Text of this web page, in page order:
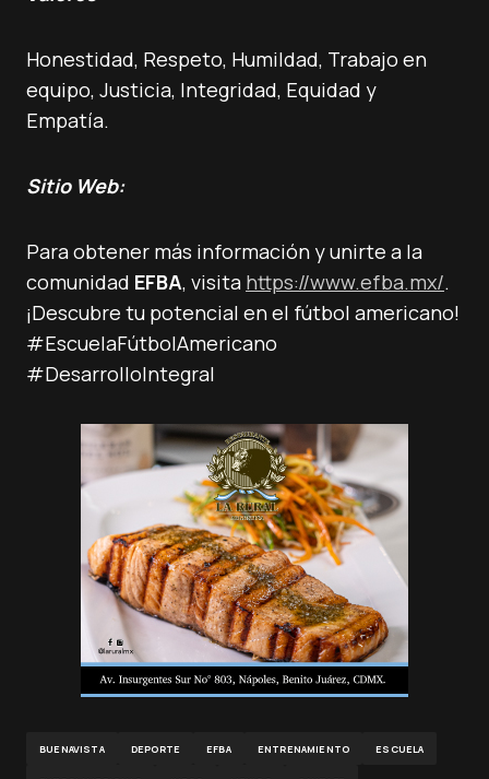
Honestidad, Respeto, Humildad, Trabajo en
equipo, Justicia, Integridad, Equidad y
Empatía.
Sitio Web:
Para obtener más información y unirte a la
comunidad EFBA, visita https://www.efba.mx/.
¡Descubre tu potencial en el fútbol americano!
#EscuelaFútbolAmericano
#DesarrolloIntegral
BUENAVISTA DEPORTE EFBA ENTRENAMIENTO ESCUELA